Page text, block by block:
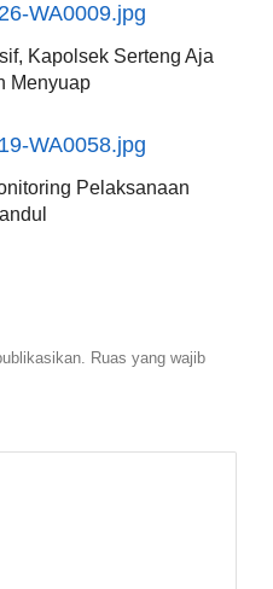
Kapolsek Serteng Aja
Menyuap
Pelaksanaan
Ruas yang wajib